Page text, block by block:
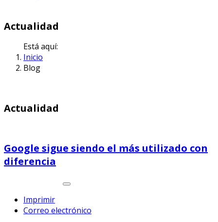
Actualidad
Está aquí:
Inicio
Blog
Actualidad
Google sigue siendo el más utilizado con
diferencia
Imprimir
Correo electrónico